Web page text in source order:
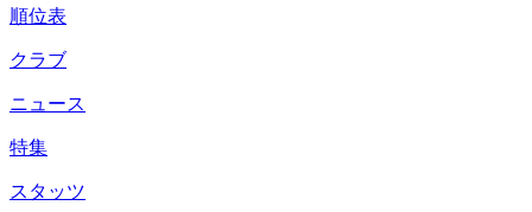
順位表
クラブ
ニュース
特集
スタッツ